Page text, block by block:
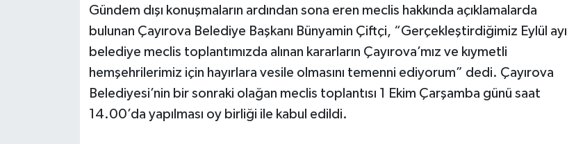
Gündem dışı konuşmaların ardından sona eren meclis hakkında açıklamalarda
bulunan Çayırova Belediye Başkanı Bünyamin Çiftçi, “Gerçekleştirdiğimiz Eylül ayı
belediye meclis toplantımızda alınan kararların Çayırova’mız ve kıymetli
hemşehrilerimiz için hayırlara vesile olmasını temenni ediyorum” dedi. Çayırova
Belediyesi’nin bir sonraki olağan meclis toplantısı 1 Ekim Çarşamba günü saat
14.00’da yapılması oy birliği ile kabul edildi.